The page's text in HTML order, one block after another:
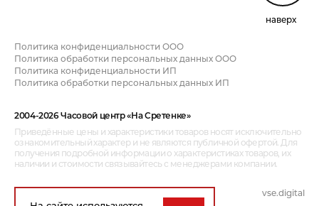
наверх
Политика конфиденциальности ООО
Политика обработки персональных данных ООО
Политика конфиденциальности ИП
Политика обработки персональных данных ИП
2004-2026 Часовой центр «На Сретенке»
Приведённые цены и характеристики товаров носят исключительно
ознакомительный характер и не являются публичной офертой. Для
получения подробной информации о характеристиках товаров, их
наличии и стоимости связывайтесь с менеджерами компании.
vse.digital